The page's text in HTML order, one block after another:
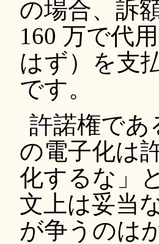
の場合、訴
160 万で代
はず）を支
です。
許諾権であ
の電子化は
化するな」
文上は妥当
が争うのは